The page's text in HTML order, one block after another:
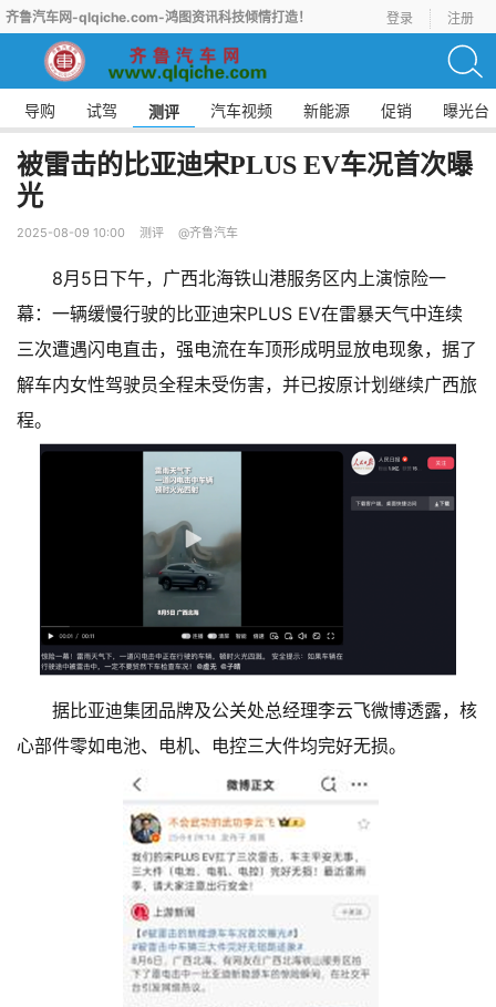
齐鲁汽车网-qlqiche.com-鸿图资讯科技倾情打造！ 登录 注册
导购 试驾 测评 汽车视频 新能源 促销 曝光台
被雷击的比亚迪宋PLUS EV车况首次曝
光
2025-08-09 10:00 测评 @齐鲁汽车
8月5日下午，广西北海铁山港服务区内上演惊险一
幕：一辆缓慢行驶的比亚迪宋PLUS EV在雷暴天气中连续
三次遭遇闪电直击，强电流在车顶形成明显放电现象，据了
解车内女性驾驶员全程未受伤害，并已按原计划继续广西旅
程。
据比亚迪集团品牌及公关处总经理李云飞微博透露，核
心部件零如电池、电机、电控三大件均完好无损。